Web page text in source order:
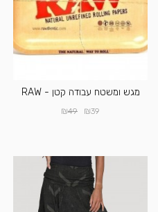
מגש ומשטח עבודה קטן - RAW
₪39
₪49